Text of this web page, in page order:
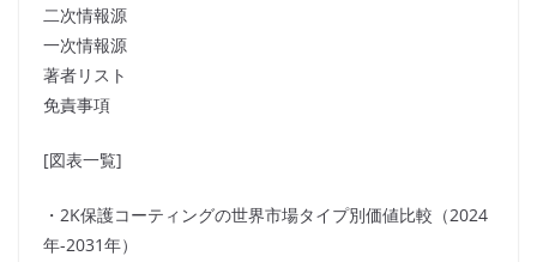
二次情報源
一次情報源
著者リスト
免責事項
[図表一覧]
・2K保護コーティングの世界市場タイプ別価値比較（2024
年-2031年）